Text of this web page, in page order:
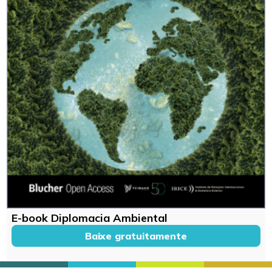
E-book Diplomacia Ambiental
Baixe gratuitamente